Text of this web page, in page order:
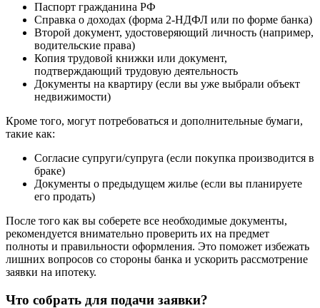
Паспорт гражданина РФ
Справка о доходах (форма 2-НДФЛ или по форме банка)
Второй документ, удостоверяющий личность (например,
водительские права)
Копия трудовой книжки или документ,
подтверждающий трудовую деятельность
Документы на квартиру (если вы уже выбрали объект
недвижимости)
Кроме того, могут потребоваться и дополнительные бумаги,
такие как:
Согласие супруги/супруга (если покупка производится в
браке)
Документы о предыдущем жилье (если вы планируете
его продать)
После того как вы соберете все необходимые документы,
рекомендуется внимательно проверить их на предмет
полноты и правильности оформления. Это поможет избежать
лишних вопросов со стороны банка и ускорить рассмотрение
заявки на ипотеку.
Что собрать для подачи заявки?